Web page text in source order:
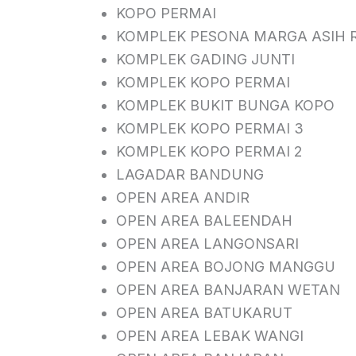
KOPO PERMAI
KOMPLEK PESONA MARGA ASIH
KOMPLEK GADING JUNTI
KOMPLEK KOPO PERMAI
KOMPLEK BUKIT BUNGA KOPO
KOMPLEK KOPO PERMAI 3
KOMPLEK KOPO PERMAI 2
LAGADAR BANDUNG
OPEN AREA ANDIR
OPEN AREA BALEENDAH
OPEN AREA LANGONSARI
OPEN AREA BOJONG MANGGU
OPEN AREA BANJARAN WETAN
OPEN AREA BATUKARUT
OPEN AREA LEBAK WANGI